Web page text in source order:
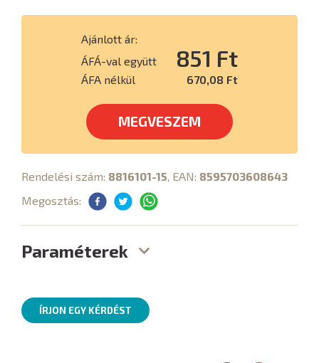
Ajánlott ár:
ÁFÁ-val együtt
851 Ft
ÁFA nélkül 670,08 Ft
MEGVESZEM
Rendelési szám: 8816101-15, EAN: 8595703608643
Megosztás:
Paraméterek
ÍRJON EGY KÉRDÉST